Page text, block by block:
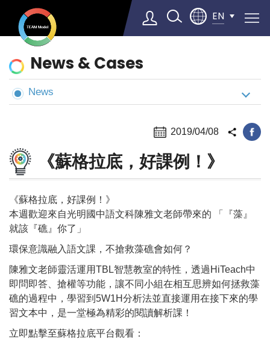
EN
▼
News
&
Cases
News & Cases
News
2019/04/08
《蘇格拉底，好課例！》
《蘇格拉底，好課例！》
本週歡迎來自光明國中語文科陳雅文老師帶來的 「『藻』
就該『礁』你了」
環保意識融入語文課，不搶救藻礁會如何？
陳雅文老師靈活運用TBL智慧教室的特性，透過HiTeach中
即問即答、搶權等功能，讓不同小組在相互思辨如何拯救藻
礁的過程中，學習到5W1H分析法並直接運用在接下來的學
習文本中，是一堂極為精彩的閱讀解析課！
立即點擊至蘇格拉底平台觀看：